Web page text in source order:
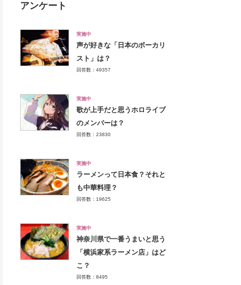
アンケート
実施中
声が好きな「日本のボーカリ
スト」は？
回答数：49357
実施中
歌が上手だと思うホロライブ
のメンバーは？
回答数：23830
実施中
ラーメンって日本食？それと
も中華料理？
回答数：19625
実施中
神奈川県で一番うまいと思う
「横浜家系ラーメン店」はど
こ？
回答数：8495